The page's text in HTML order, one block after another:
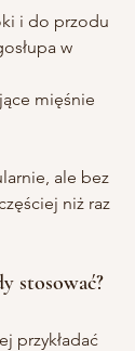
i do przodu
w
mięśnie
ale bez
niż raz
stosować?
przykładać